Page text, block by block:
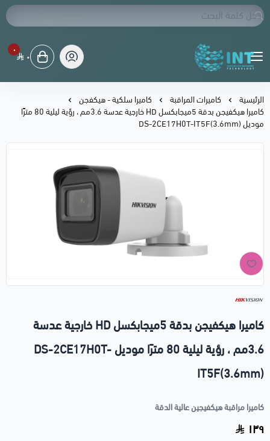
شبكة الابتكار التقنية
٠
٠
الرئيسية كاميرات المراقبة
كاميرا سلكية - هيكفجن
كاميرا هيكفيجن بدقة 5ميجابكسل HD خارجية عدسة 3.6مم ، رؤية ليلية 80 مترًا
موديل DS-2CE17H0T-IT5F(3.6mm)
كاميرا هيكفيجن بدقة 5ميجابكسل HD خارجية عدسة
3.6مم ، رؤية ليلية 80 مترًا موديل DS-2CE17H0T-
IT5F(3.6mm)
كاميرا مراقبة هيكفيجين عالية الدقة
١٣٩